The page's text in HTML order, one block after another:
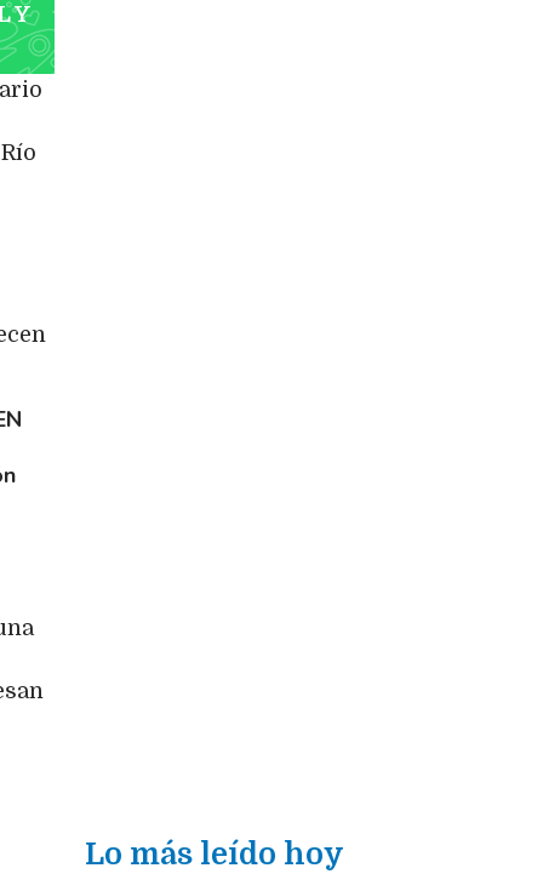
Y
Lo más leído hoy